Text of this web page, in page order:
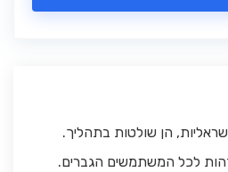
הן שולטות בתהליך.
לכל המשתמשים הגברים.